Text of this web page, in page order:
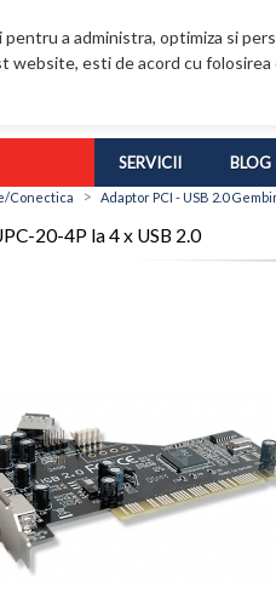
a administra, optimiza si
website, esti de acord cu
SERVICII BLOG
Conectica > Adaptor PCI - USB 2.0
20-4P la 4 x USB 2.0